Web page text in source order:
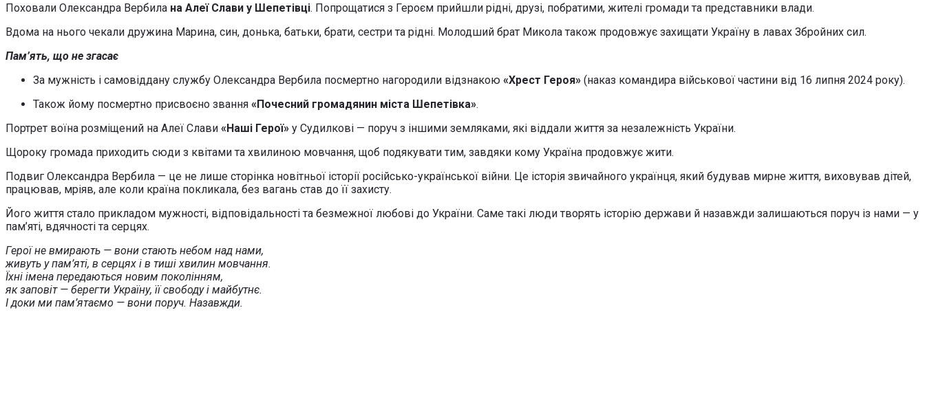
Поховали Олександра Вербила на Алеї Слави у Шепетівці. Попрощатися з Героєм прийшли рідні, друзі, побратими, жителі громади та представники влади.
Вдома на нього чекали дружина Марина, син, донька, батьки, брати, сестри та рідні. Молодший брат Микола також продовжує захищати Україну в лавах Збройних сил.
Пам’ять, що не згасає
За мужність і самовіддану службу Олександра Вербила посмертно нагородили відзнакою «Хрест Героя» (наказ командира військової частини від 16 липня 2024 року).
Також йому посмертно присвоєно звання «Почесний громадянин міста Шепетівка».
Портрет воїна розміщений на Алеї Слави «Наші Герої» у Судилкові — поруч з іншими земляками, які віддали життя за незалежність України.
Щороку громада приходить сюди з квітами та хвилиною мовчання, щоб подякувати тим, завдяки кому Україна продовжує жити.
Подвиг Олександра Вербила — це не лише сторінка новітньої історії російсько-української війни. Це історія звичайного українця, який будував мирне життя, виховував дітей,
працював, мріяв, але коли країна покликала, без вагань став до її захисту.
Його життя стало прикладом мужності, відповідальності та безмежної любові до України. Саме такі люди творять історію держави й назавжди залишаються поруч із нами — у
пам’яті, вдячності та серцях.
Герої не вмирають — вони стають небом над нами,
живуть у пам’яті, в серцях і в тиші хвилин мовчання.
Їхні імена передаються новим поколінням,
як заповіт — берегти Україну, її свободу і майбутнє.
І доки ми пам’ятаємо — вони поруч. Назавжди.